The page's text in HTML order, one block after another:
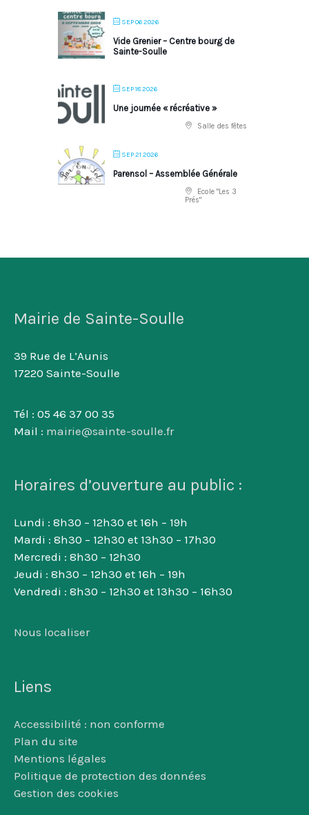
SEP 06 2026
Vide Grenier – Centre bourg de
Sainte-Soulle
SEP 18 2026
Une journée « récréative »
Salle des fêtes
SEP 21 2026
Parensol – Assemblée Générale
Ecole "Les 3
Prés"
Mairie de Sainte-Soulle
39 Rue de L’Aunis
17220 Sainte-Soulle
Tél : 05 46 37 00 35
Mail : mairie@sainte-soulle.fr
Horaires d’ouverture au public :
Lundi : 8h30 – 12h30 et 16h – 19h
Mardi : 8h30 – 12h30 et 13h30 – 17h30
Mercredi : 8h30 – 12h30
Jeudi : 8h30 – 12h30 et 16h – 19h
Vendredi : 8h30 – 12h30 et 13h30 – 16h30
Nous localiser
Liens
Accessibilité : non conforme
Plan du site
Mentions légales
Politique de protection des données
Gestion des cookies